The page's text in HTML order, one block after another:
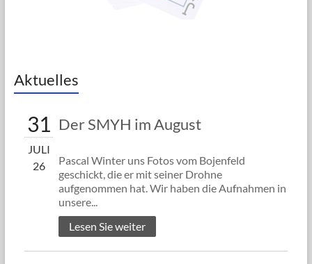
Aktuelles
31
JULI
26
Der SMYH im August
Pascal Winter uns Fotos vom Bojenfeld
geschickt, die er mit seiner Drohne
aufgenommen hat. Wir haben die Aufnahmen in
unsere...
Lesen Sie weiter